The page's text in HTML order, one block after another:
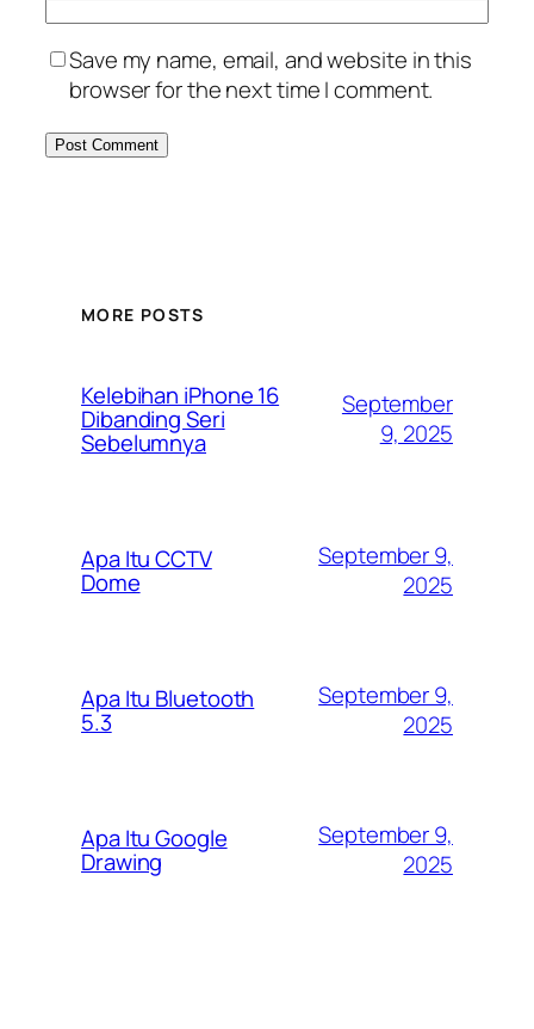
Save my name, email, and website in this
browser for the next time I comment.
MORE POSTS
Kelebihan iPhone 16
Dibanding Seri
Sebelumnya
September
9, 2025
Apa Itu CCTV
Dome
September 9,
2025
Apa Itu Bluetooth
5.3
September 9,
2025
Apa Itu Google
Drawing
September 9,
2025